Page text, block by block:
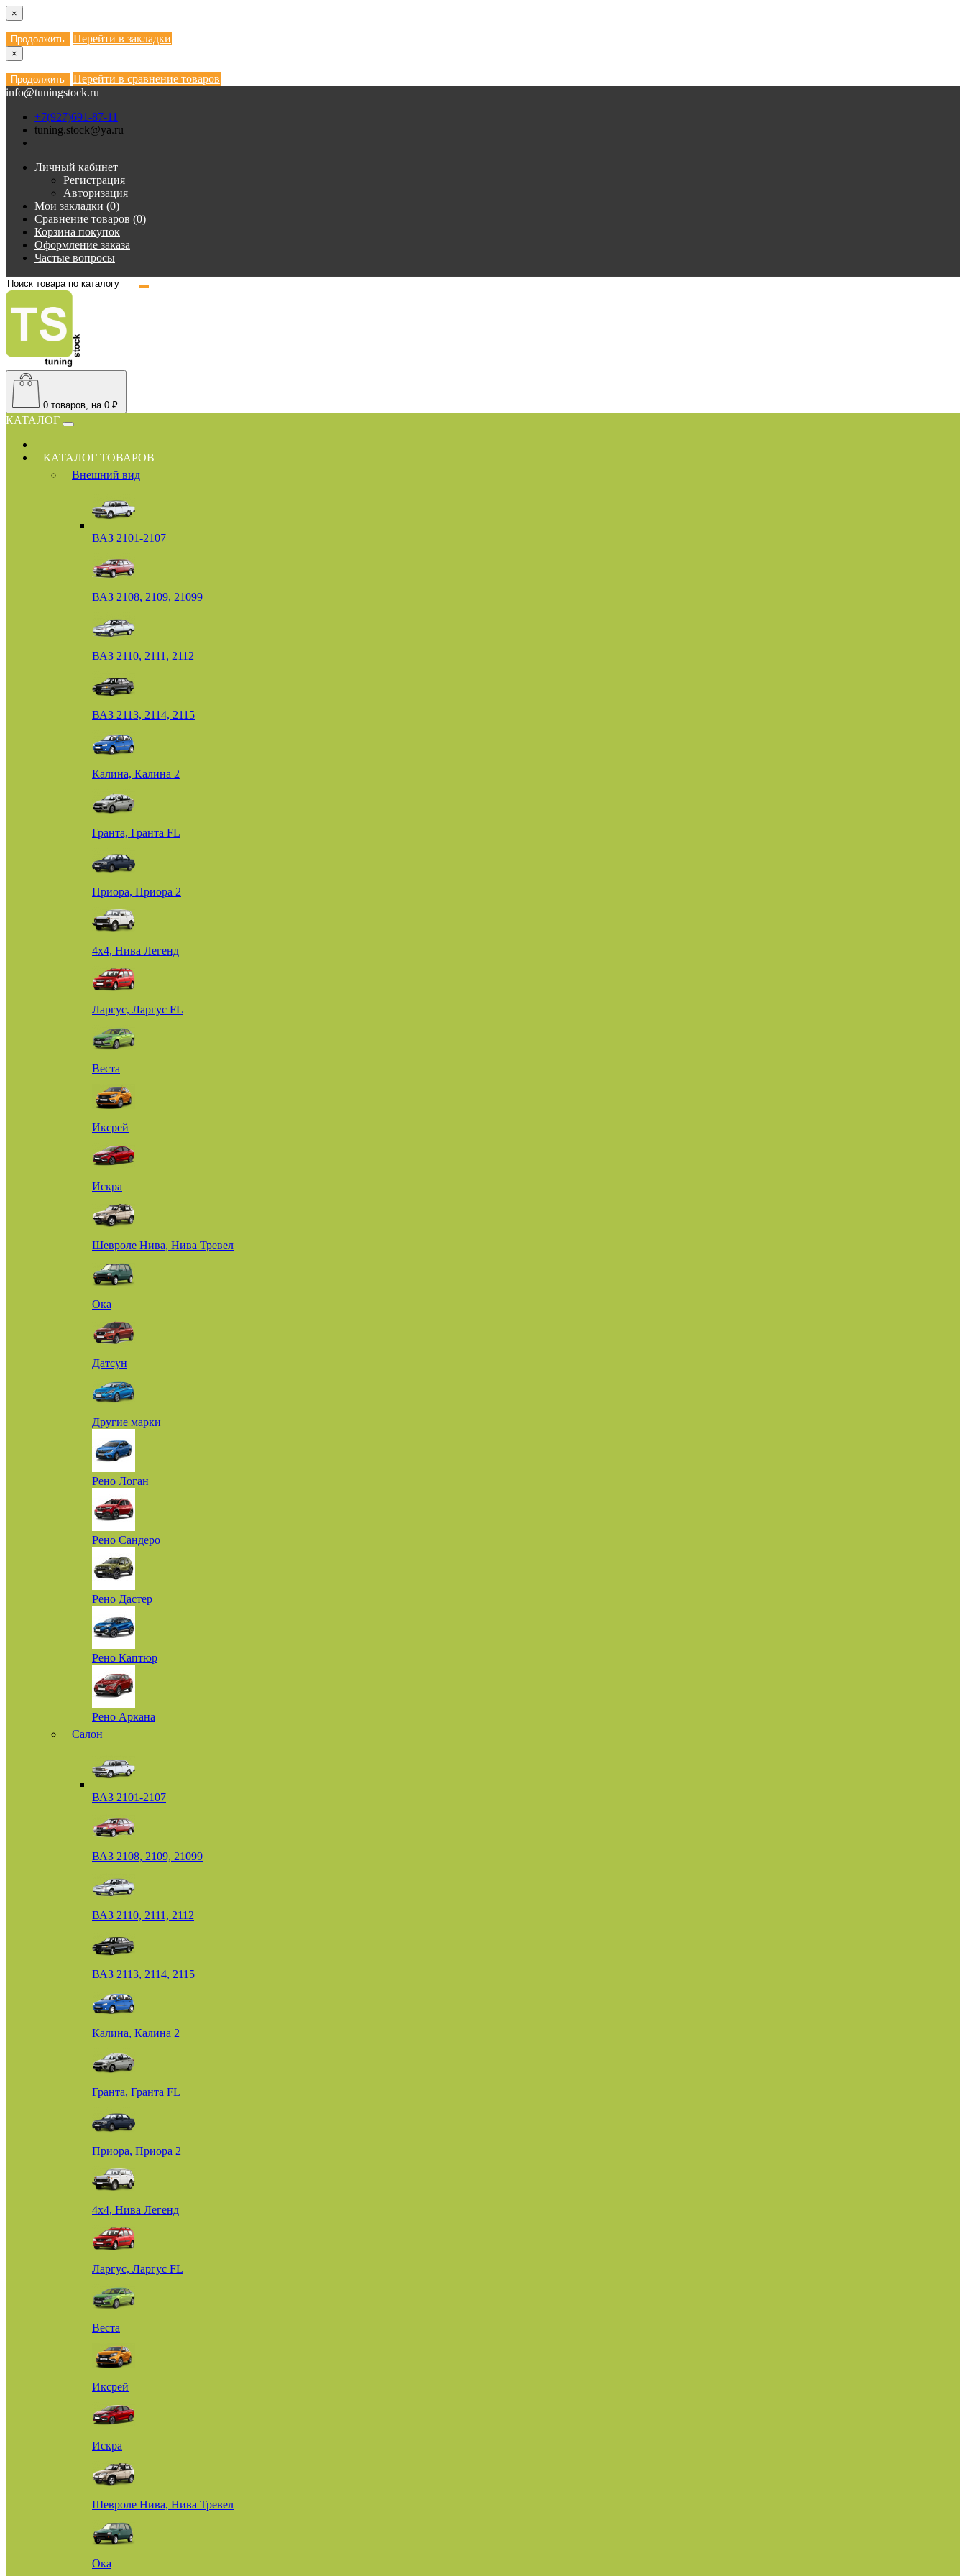
×
Продолжить Перейти в закладки
×
Продолжить
Перейти в сравнение товаров
info@tuningstock.ru
+7(927)691-87-11
tuning.stock@ya.ru
Личный кабинет
Регистрация
Авторизация
Мои закладки (0)
Сравнение товаров (0)
Корзина покупок
Оформление заказа
Частые вопросы
0 товаров, на 0 ₽
КАТАЛОГ
КАТАЛОГ ТОВАРОВ
Внешний вид
ВАЗ 2101-2107
ВАЗ 2108, 2109, 21099
ВАЗ 2110, 2111, 2112
ВАЗ 2113, 2114, 2115
Калина, Калина 2
Гранта, Гранта FL
Приора, Приора 2
4х4, Нива Легенд
Ларгус, Ларгус FL
Веста
Иксрей
Искра
Шевроле Нива, Нива Тревел
Ока
Датсун
Другие марки
Рено Логан
Рено Сандеро
Рено Дастер
Рено Каптюр
Рено Аркана
Салон
ВАЗ 2101-2107
ВАЗ 2108, 2109, 21099
ВАЗ 2110, 2111, 2112
ВАЗ 2113, 2114, 2115
Калина, Калина 2
Гранта, Гранта FL
Приора, Приора 2
4х4, Нива Легенд
Ларгус, Ларгус FL
Веста
Иксрей
Искра
Шевроле Нива, Нива Тревел
Ока